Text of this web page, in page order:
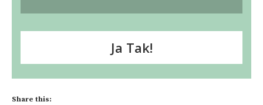
Ja Tak!
Share this: